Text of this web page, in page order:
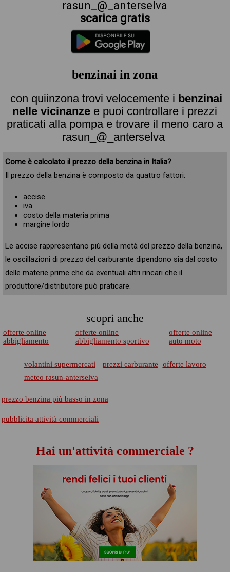
rasun_@_anterselva
scarica gratis
benzinai in zona
con quiinzona trovi velocemente i benzinai
nelle vicinanze e puoi controllare i prezzi
praticati alla pompa e trovare il meno caro a
rasun_@_anterselva
Come è calcolato il prezzo della benzina in Italia?
Il prezzo della benzina è composto da quattro fattori:
accise
iva
costo della materia prima
margine lordo
Le accise rappresentano più della metà del prezzo della benzina,
le oscillazioni di prezzo del carburante dipendono sia dal costo
delle materie prime che da eventuali altri rincari che il
produttore/distributore può praticare.
scopri anche
offerte online
abbigliamento
offerte online
abbigliamento sportivo
offerte online
auto moto
volantini supermercati prezzi carburante
offerte lavoro
meteo rasun-anterselva
prezzo benzina più basso in zona
pubblicita attività commerciali
Hai un'attività commerciale ?